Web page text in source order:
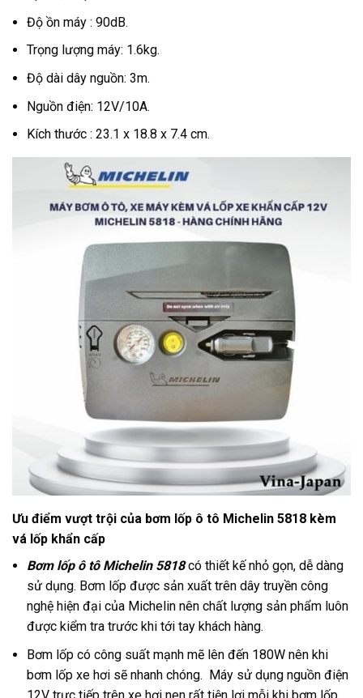
Độ ồn máy : 90dB.
Trọng lượng máy: 1.6kg.
Độ dài dây nguồn: 3m.
Nguồn điện: 12V/10A.
Kích thước : 23.1 x 18.8 x 7.4 cm.
Ưu điểm vượt trội của bơm lốp ô tô Michelin 5818 kèm
vá lốp khẩn cấp
Bơm lốp ô tô Michelin 5818có thiết kế nhỏ gọn, dễ dàng
sử dụng. Bơm lốp được sản xuất trên dây truyền công
nghệ hiện đại của Michelin nên chất lượng sản phẩm luôn
được kiểm tra trước khi tới tay khách hàng.
Bơm lốp có công suất mạnh mẽ lên đến 180W nên khi
bơm lốp xe hơi sẽ nhanh chóng. Máy sử dụng nguồn điện